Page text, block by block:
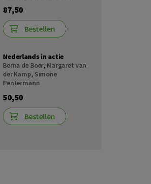
87,50
Bestellen
Nederlands in actie
Berna de Boer, Margaret van
der Kamp, Simone
Pentermann
50,50
Bestellen